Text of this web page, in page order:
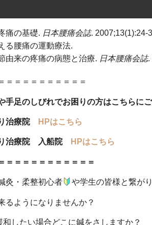
痛の基礎. 日本腰痛会誌.
る腰痛の運動療法.
由来の疼痛の病態と治療. 日本腰痛会誌.
＝＝＝＝＝＝＝＝＝＝
手足のしびれでお困りの方はこちらに
治療院 HPはこちら
り治療院 入船院 HPはこちら
＝＝＝＝＝＝＝＝＝＝＝
灸・柔整初心者 や学生の皆様と繋が
るようになりませんか？
したい場合どこに鍼をさしますか？